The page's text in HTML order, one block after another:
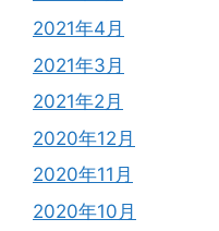
2021年4月
2021年3月
2021年2月
2020年12月
2020年11月
2020年10月